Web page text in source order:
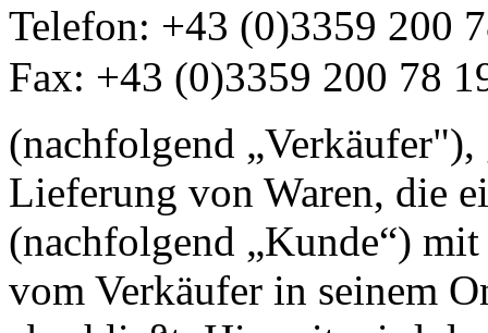
Telefon: +43 (0)3359 200
Fax: +43 (0)3359 200 78
(nachfolgend
Lieferung von Waren, die
(nachfolgend „Kunde“)
vom Verkäufer in seinem